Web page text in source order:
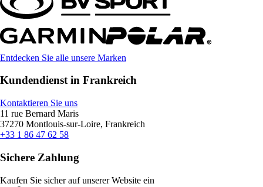
Entdecken Sie alle unsere Marken
Kundendienst in Frankreich
Kontaktieren Sie uns
11 rue Bernard Maris
37270 Montlouis-sur-Loire, Frankreich
+33 1 86 47 62 58
Sichere Zahlung
Kaufen Sie sicher auf unserer Website ein